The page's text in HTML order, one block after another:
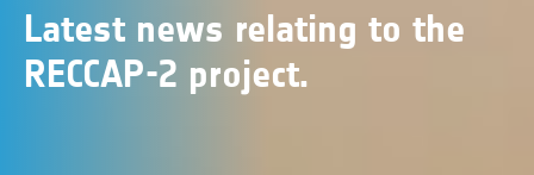
Latest news relating to the
RECCAP-2 project.